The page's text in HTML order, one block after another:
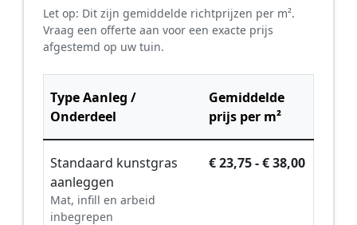
Let op: Dit zijn gemiddelde richtprijzen per m².
Vraag een offerte aan voor een exacte prijs
afgestemd op uw tuin.
Type Aanleg /
Onderdeel
Gemiddelde
prijs per m²
Standaard kunstgras
aanleggen
Mat, infill en arbeid
inbegrepen
€ 23,75 - € 38,00